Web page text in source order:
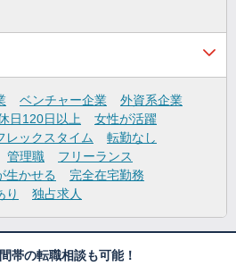
ベンチャー企業
外資系企業
日120日以上
女性が活躍
レックスタイム
転勤なし
管理職
フリーランス
生かせる
完全在宅勤務
り 独占求人
帯の転職相談も可能！